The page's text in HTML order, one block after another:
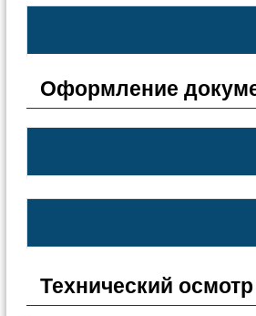
Оформление
Технический